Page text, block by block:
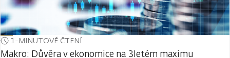
1-MINUTOVÉ ČTENÍ
Makro: Důvěra v ekonomice na 3letém maximu